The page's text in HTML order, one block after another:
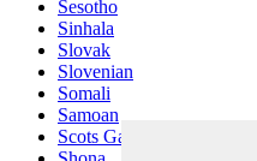
Sesotho
Sinhala
Slovak
Slovenian
Somali
Samoan
Scots Gaelic